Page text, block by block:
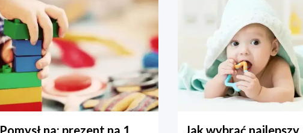
Pomysł na: prezent na 1
Jak wybrać najlepszy